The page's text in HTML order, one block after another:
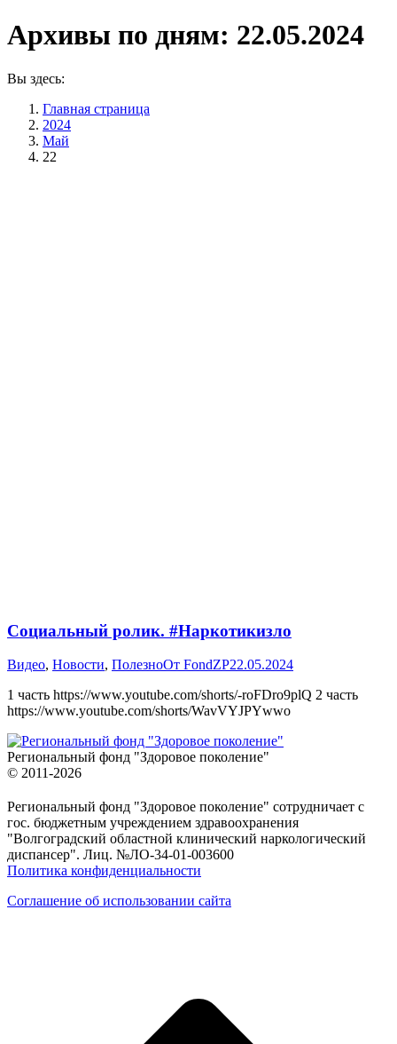
Архивы по дням: 22.05.2024
Вы здесь:
Главная страница
2024
Май
22
Социальный ролик. #Наркотикизло
Видео, Новости, ПолезноОт FondZP22.05.2024
1 часть https://www.youtube.com/shorts/-roFDro9plQ 2 часть
https://www.youtube.com/shorts/WavVYJPYwwo
Региональный фонд "Здоровое поколение"
© 2011-2026
Региональный фонд "Здоровое поколение" сотрудничает с
гос. бюджетным учреждением здравоохранения
"Волгоградский областной клинический наркологический
диспансер". Лиц. №ЛО-34-01-003600
Политика конфиденциальности
Соглашение об использовании сайта